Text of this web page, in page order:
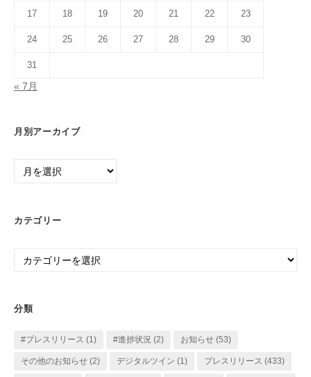
17 18 19 20 21 22 23
24 25 26 27 28 29 30
31
« 7月
月別アーカイブ
月
カ
カテゴリー
カ
ー
分類
#プレスリリース (1) #進捗状況 (2) お知らせ (53)
その他のお知らせ (2) デジタルツイン (1) プレスリリース (433)